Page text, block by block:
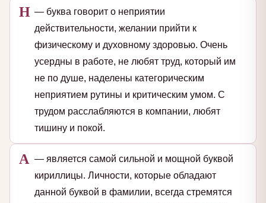
Н — буква говорит о неприятии
действительности, желании прийти к
физическому и духовному здоровью. Очень
усердны в работе, не любят труд, который им
не по душе, наделены категорическим
неприятием рутины и критическим умом. С
трудом расслабляются в компании, любят
тишину и покой.
А — является самой сильной и мощной буквой
кириллицы. Личности, которые обладают
данной буквой в фамилии, всегда стремятся